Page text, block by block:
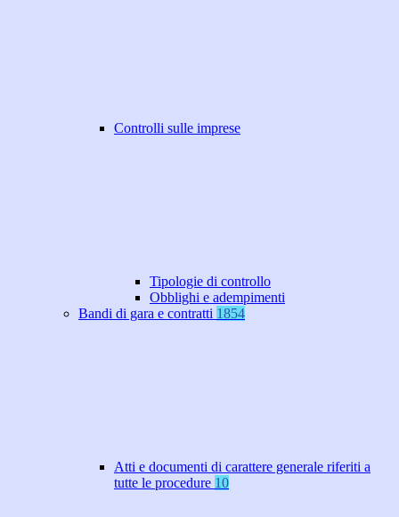
Controlli sulle imprese
Tipologie di controllo
Obblighi e adempimenti
Bandi di gara e contratti 1854
Atti e documenti di carattere generale riferiti a
tutte le procedure 10